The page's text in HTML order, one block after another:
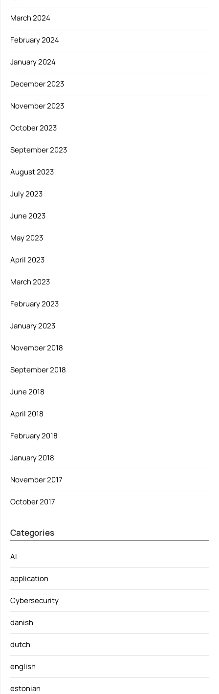
March 2024
February 2024
January 2024
December 2023
November 2023
October 2023
September 2023
August 2023
July 2023
June 2023
May 2023
April 2023
March 2023
February 2023
January 2023
November 2018
September 2018
June 2018
April 2018
February 2018
January 2018
November 2017
October 2017
Categories
AI
application
Cybersecurity
danish
dutch
english
estonian